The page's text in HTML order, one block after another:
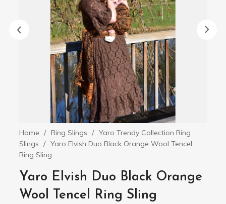
Home Ring Slings
Yaro Trendy Collection Ring
Slings
Yaro Elvish Duo Black Orange Wool Tencel
Ring Sling
Yaro Elvish Duo Black Orange
Wool Tencel Ring Sling